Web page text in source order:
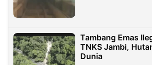
Tambang Emas
TNKS Jambi,
Dunia